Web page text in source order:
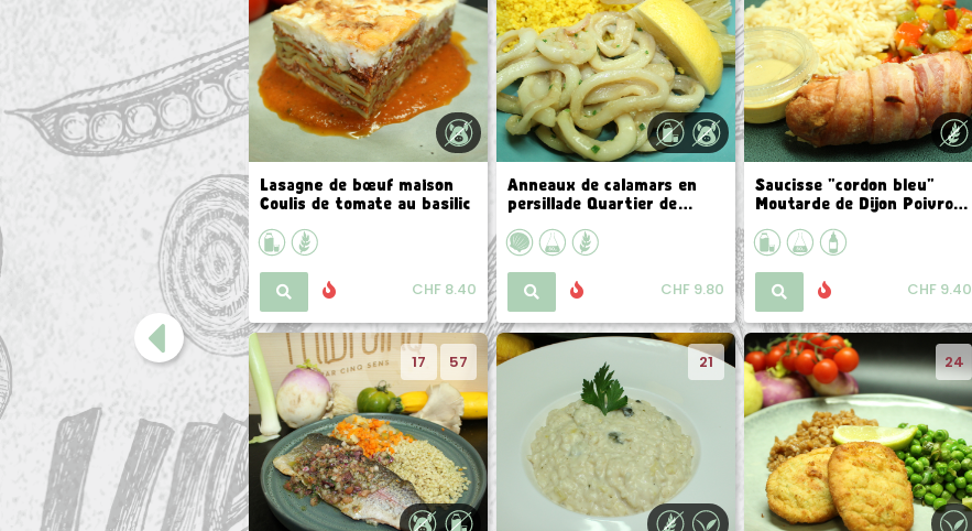
Salade de boulgour au
poulet et petits légumes
CHF 8.00
Lasagne de boeuf maison
Coulis de tomate au basilic
CHF 8.40
Anneaux de calamars en
persillade Quartier de
Boulgour au curcuma
CHF 9.80
Saucisse "cordon bleu"
Moutarde de Dijon Poivrons
pilaf
CHF 9.40
17 57 21 24